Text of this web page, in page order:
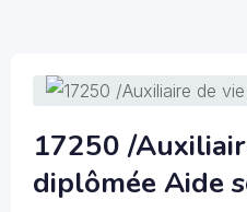
17250 /
diplômée Aide